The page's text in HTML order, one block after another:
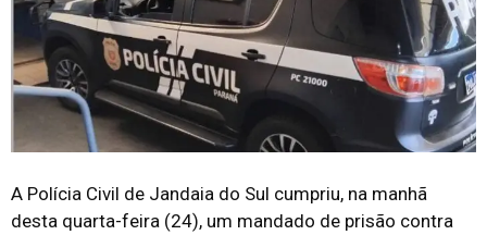
A Polícia Civil de Jandaia do Sul cumpriu, na manhã
desta quarta-feira (24), um mandado de prisão contra